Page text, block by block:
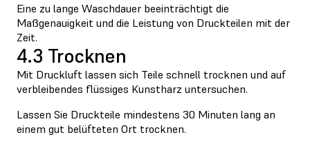
Eine zu lange Waschdauer beeinträchtigt die
Maßgenauigkeit und die Leistung von Druckteilen mit der
Zeit.
4.3 Trocknen
Mit Druckluft lassen sich Teile schnell trocknen und auf
verbleibendes flüssiges Kunstharz untersuchen.
Lassen Sie Druckteile mindestens 30 Minuten lang an
einem gut belüfteten Ort trocknen.